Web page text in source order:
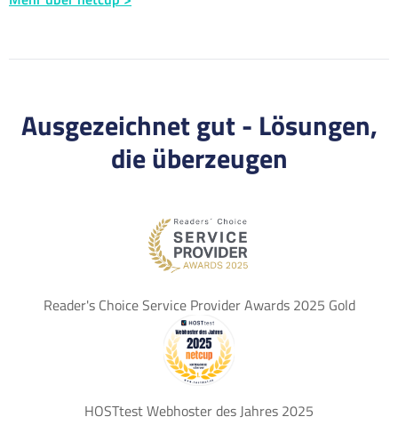
Ausgezeichnet gut - Lösungen,
die überzeugen
Reader's Choice Service Provider Awards 2025 Gold
HOSTtest Webhoster des Jahres 2025